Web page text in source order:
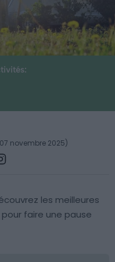
novembre 2025)
les meilleures
faire une pause